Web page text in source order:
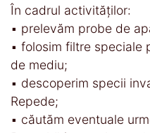
În cadrul activităților:
▪️ prelevăm probe de
▪️ folosim filtre speciale
de mediu;
▪️ descoperim specii
Repede;
▪️ căutăm eventuale